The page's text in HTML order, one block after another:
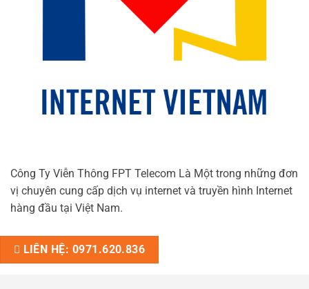
Công Ty Viễn Thông FPT Telecom Là Một trong những đơn
vị chuyên cung cấp dịch vụ internet và truyền hình Internet
hàng đầu tại Việt Nam.
LIÊN HỆ: 0971.620.836